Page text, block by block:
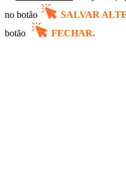
no botão SALVAR
botão
FECHAR.